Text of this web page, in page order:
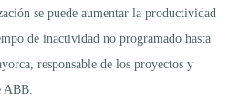
se puede aumentar la productividad
de inactividad no programado hasta
responsable de los proyectos y
ABB.